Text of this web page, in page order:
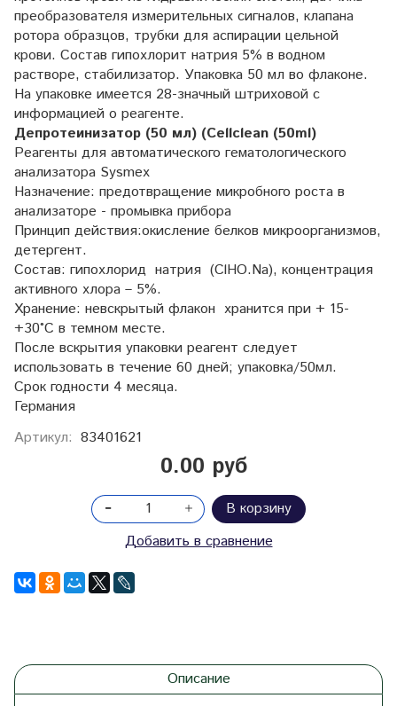
преобразователя измерительных сигналов, клапана
ротора образцов, трубки для аспирации цельной
крови. Состав гипохлорит натрия 5% в водном
растворе, стабилизатор. Упаковка 50 мл во флаконе.
На упаковке имеется 28-значный штриховой с
информацией о реагенте.
Депротеинизатор (50 мл) (Cellclean (50ml)
Реагенты для автоматического гематологического
анализатора Sysmex
Назначение: предотвращение микробного роста в
анализаторе - промывка прибора
Принцип действия:окисление белков микроорганизмов,
детергент.
Cостав: гипохлорид натрия (ClHO.Na), концентрация
активного хлора – 5%.
Хранение: невскрытый флакон хранится при + 15-
+30°C в темном месте.
После вскрытия упаковки реагент следует
использовать в течение 60 дней; упаковка/50мл.
Срок годности 4 месяца.
Германия
Артикул: 83401621
0.00 руб
В корзину
Добавить в сравнение
Описание